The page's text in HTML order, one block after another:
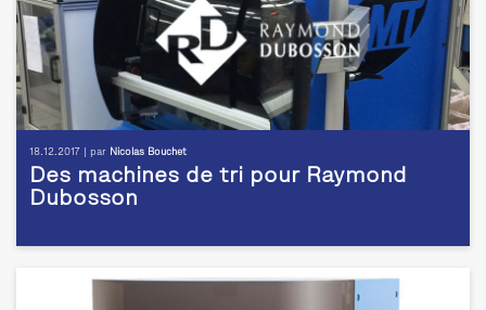
18.12.2017 | par Nicolas Bouchet
Des machines de tri pour Raymond
Dubosson